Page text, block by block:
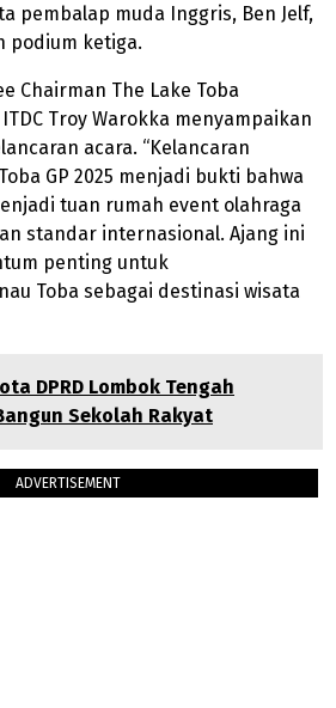
pembalap muda Inggris, Ben Jelf,
podium ketiga.
Chairman The Lake Toba
Troy Warokka menyampaikan
acara. “Kelancaran
GP 2025 menjadi bukti bahwa
tuan rumah event olahraga
standar internasional. Ajang ini
penting untuk
Toba sebagai destinasi wisata
DPRD Lombok Tengah
Sekolah Rakyat
ADVERTISEMENT